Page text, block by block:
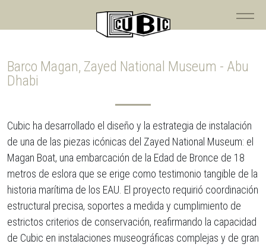
Barco Magan, Zayed National Museum - Abu
Dhabi
Cubic ha desarrollado el diseño y la estrategia de instalación
de una de las piezas icónicas del Zayed National Museum: el
Magan Boat, una embarcación de la Edad de Bronce de 18
metros de eslora que se erige como testimonio tangible de la
historia marítima de los EAU. El proyecto requirió coordinación
estructural precisa, soportes a medida y cumplimiento de
estrictos criterios de conservación, reafirmando la capacidad
de Cubic en instalaciones museográficas complejas y de gran